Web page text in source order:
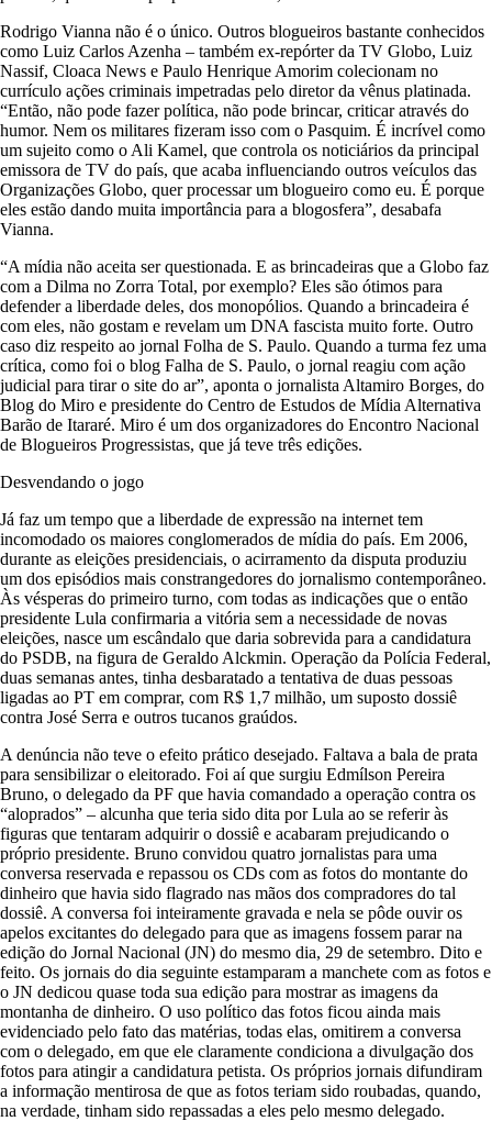
Rodrigo Vianna não é o único. Outros blogueiros bastante conhecidos
como Luiz Carlos Azenha – também ex-repórter da TV Globo, Luiz
Nassif, Cloaca News e Paulo Henrique Amorim colecionam no
currículo ações criminais impetradas pelo diretor da vênus platinada.
“Então, não pode fazer política, não pode brincar, criticar através do
humor. Nem os militares fizeram isso com o Pasquim. É incrível como
um sujeito como o Ali Kamel, que controla os noticiários da principal
emissora de TV do país, que acaba influenciando outros veículos das
Organizações Globo, quer processar um blogueiro como eu. É porque
eles estão dando muita importância para a blogosfera”, desabafa
Vianna.
“A mídia não aceita ser questionada. E as brincadeiras que a Globo faz
com a Dilma no Zorra Total, por exemplo? Eles são ótimos para
defender a liberdade deles, dos monopólios. Quando a brincadeira é
com eles, não gostam e revelam um DNA fascista muito forte. Outro
caso diz respeito ao jornal Folha de S. Paulo. Quando a turma fez uma
crítica, como foi o blog Falha de S. Paulo, o jornal reagiu com ação
judicial para tirar o site do ar”, aponta o jornalista Altamiro Borges, do
Blog do Miro e presidente do Centro de Estudos de Mídia Alternativa
Barão de Itararé. Miro é um dos organizadores do Encontro Nacional
de Blogueiros Progressistas, que já teve três edições.
Desvendando o jogo
Já faz um tempo que a liberdade de expressão na internet tem
incomodado os maiores conglomerados de mídia do país. Em 2006,
durante as eleições presidenciais, o acirramento da disputa produziu
um dos episódios mais constrangedores do jornalismo contemporâneo.
Às vésperas do primeiro turno, com todas as indicações que o então
presidente Lula confirmaria a vitória sem a necessidade de novas
eleições, nasce um escândalo que daria sobrevida para a candidatura
do PSDB, na figura de Geraldo Alckmin. Operação da Polícia Federal,
duas semanas antes, tinha desbaratado a tentativa de duas pessoas
ligadas ao PT em comprar, com R$ 1,7 milhão, um suposto dossiê
contra José Serra e outros tucanos graúdos.
A denúncia não teve o efeito prático desejado. Faltava a bala de prata
para sensibilizar o eleitorado. Foi aí que surgiu Edmílson Pereira
Bruno, o delegado da PF que havia comandado a operação contra os
“aloprados” – alcunha que teria sido dita por Lula ao se referir às
figuras que tentaram adquirir o dossiê e acabaram prejudicando o
próprio presidente. Bruno convidou quatro jornalistas para uma
conversa reservada e repassou os CDs com as fotos do montante do
dinheiro que havia sido flagrado nas mãos dos compradores do tal
dossiê. A conversa foi inteiramente gravada e nela se pôde ouvir os
apelos excitantes do delegado para que as imagens fossem parar na
edição do Jornal Nacional (JN) do mesmo dia, 29 de setembro. Dito e
feito. Os jornais do dia seguinte estamparam a manchete com as fotos e
o JN dedicou quase toda sua edição para mostrar as imagens da
montanha de dinheiro. O uso político das fotos ficou ainda mais
evidenciado pelo fato das matérias, todas elas, omitirem a conversa
com o delegado, em que ele claramente condiciona a divulgação dos
fotos para atingir a candidatura petista. Os próprios jornais difundiram
a informação mentirosa de que as fotos teriam sido roubadas, quando,
na verdade, tinham sido repassadas a eles pelo mesmo delegado.